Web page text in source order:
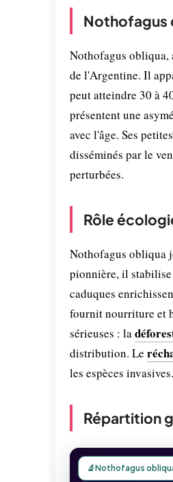
Nothofagus
Nothofagus obliqua,
de l'Argentine. Il
peut atteindre 30 à
présentent une
avec l'âge. Ses
disséminés par le
perturbées.
Rôle
Nothofagus obliqua
pionnière, il stabilise
caduques
fournit nourriture et
sérieuses : la
distribution. Le
les espèces invasives.
Répartition